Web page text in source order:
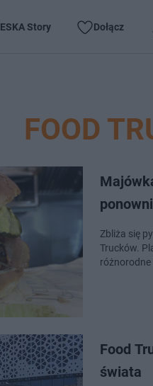
ESKA Story Dołącz
FOOD
Zbliża się
Trucków.
różnorodne
Food
świata